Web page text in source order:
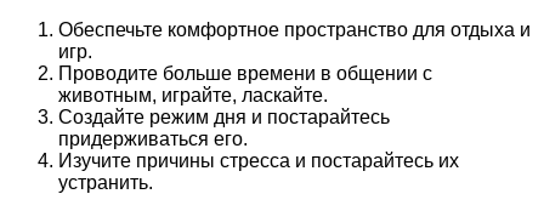
Обеспечьте комфортное пространство для отдыха и
игр.
Проводите больше времени в общении с
животным, играйте, ласкайте.
Создайте режим дня и постарайтесь
придерживаться его.
Изучите причины стресса и постарайтесь их
устранить.